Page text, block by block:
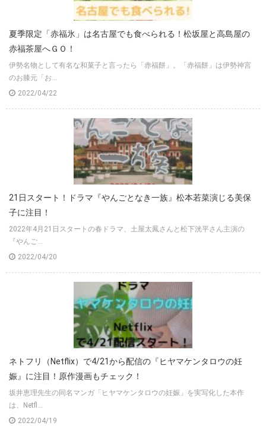
夏季限定「赤福氷」は名古屋でも食べられる！松坂屋と高島屋の
赤福茶屋へＧＯ！
伊勢名物として有名な和菓子と言ったら「赤福餅」。「赤福餅」は伊勢神宮
のお膝元「お...
2022/04/22
21日スタート！ドラマ『やんごとなき一族』松本若菜演じる美保
子に注目！
2022年4月21日スタートの春ドラマ、土屋太鳳さんと松下洸平さん主演の
『やんご...
2022/04/20
ネトフリ（Netflix）で4/21から配信の『ヒヤマケンタロウの妊
娠』に注目！原作漫画もチェック！
坂井恵理先生の同名マンガ「ヒヤマケンタロウの妊娠」を実写化した本作
は、Netfl...
2022/04/19